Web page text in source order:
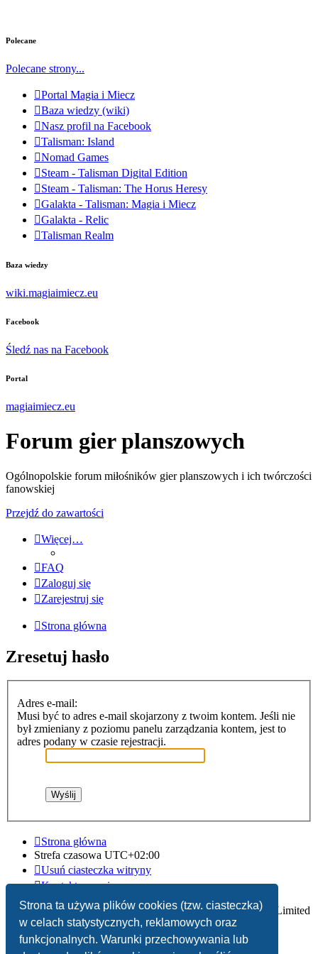
Strona ta używa plików cookies (tzw. ciasteczka)
w celach statystycznych, reklamowych oraz
funkcjonalnych. Warunki przechowywania lub
Polecane
Polecane strony...
Portal Magia i Miecz
Baza wiedzy (wiki)
Nasz profil na Facebook
Talisman: Island
Nomad Games
Steam - Talisman Digital Edition
Steam - Talisman: The Horus Heresy
Galakta - Talisman: Magia i Miecz
Galakta - Relic
Talisman Realm
Baza wiedzy
wiki.magiaimiecz.eu
Facebook
Śledź nas na Facebook
Portal
magiaimiecz.eu
Forum gier planszowych
Ogólnopolskie forum miłośników gier planszowych i ich twórczości
fanowskiej
Przejdź do zawartości
Więcej…
FAQ
Zaloguj się
Zarejestruj się
Strona główna
Zresetuj hasło
Adres e-mail:
Musi być to adres e-mail skojarzony z twoim kontem. Jeśli nie
był zmieniany z poziomu panelu zarządzania kontem, jest to
adres podany w czasie rejestracji.
Strona główna
Strefa czasowa UTC+02:00
Usuń ciasteczka witryny
Kontakt z nami
Technologię dostarczaphpBB® Forum Software © phpBB Limited
Polski pakiet językowy dostarczaphpBB.pl